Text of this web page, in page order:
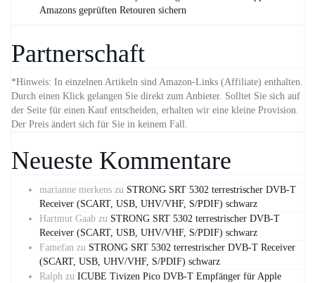
Amazons geprüften Retouren sichern
Partnerschaft
*Hinweis: In einzelnen Artikeln sind Amazon-Links (Affiliate) enthalten.
Durch einen Klick gelangen Sie direkt zum Anbieter. Solltet Sie sich auf
der Seite für einen Kauf entscheiden, erhalten wir eine kleine Provision.
Der Preis ändert sich für Sie in keinem Fall.
Neueste Kommentare
marianne merkens zu STRONG SRT 5302 terrestrischer DVB-T
Receiver (SCART, USB, UHV/VHF, S/PDIF) schwarz
Hartmut Gaab zu STRONG SRT 5302 terrestrischer DVB-T
Receiver (SCART, USB, UHV/VHF, S/PDIF) schwarz
Famefan zu STRONG SRT 5302 terrestrischer DVB-T Receiver
(SCART, USB, UHV/VHF, S/PDIF) schwarz
Ralph zu ICUBE Tivizen Pico DVB-T Empfänger für Apple